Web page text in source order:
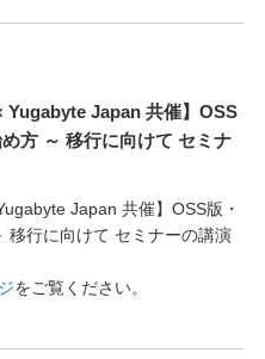
Yugabyte Japan 共催】OSS
方 ～ 移行に向けて セミナ
Japan 共催】OSS版・
移行に向けて セミナーの講演
をご覧ください。